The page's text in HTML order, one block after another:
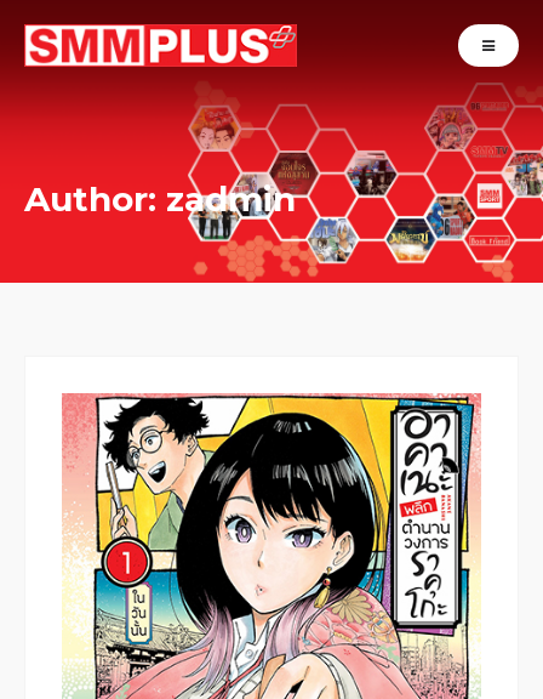
Author: zadmin